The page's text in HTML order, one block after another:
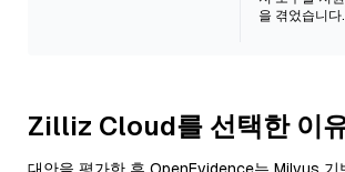
을 겪었습니다.
Zilliz Cloud를 선택한 이